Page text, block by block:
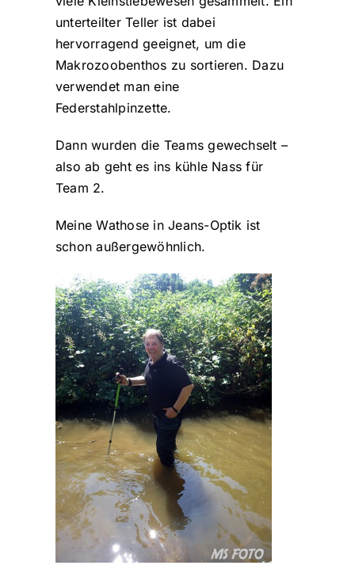
unterteilter Teller ist dabei
hervorragend geeignet, um die
Makrozoobenthos zu sortieren. Dazu
verwendet man eine
Federstahlpinzette.
Dann wurden die Teams gewechselt –
also ab geht es ins kühle Nass für
Team 2.
Meine Wathose in Jeans-Optik ist
schon außergewöhnlich.